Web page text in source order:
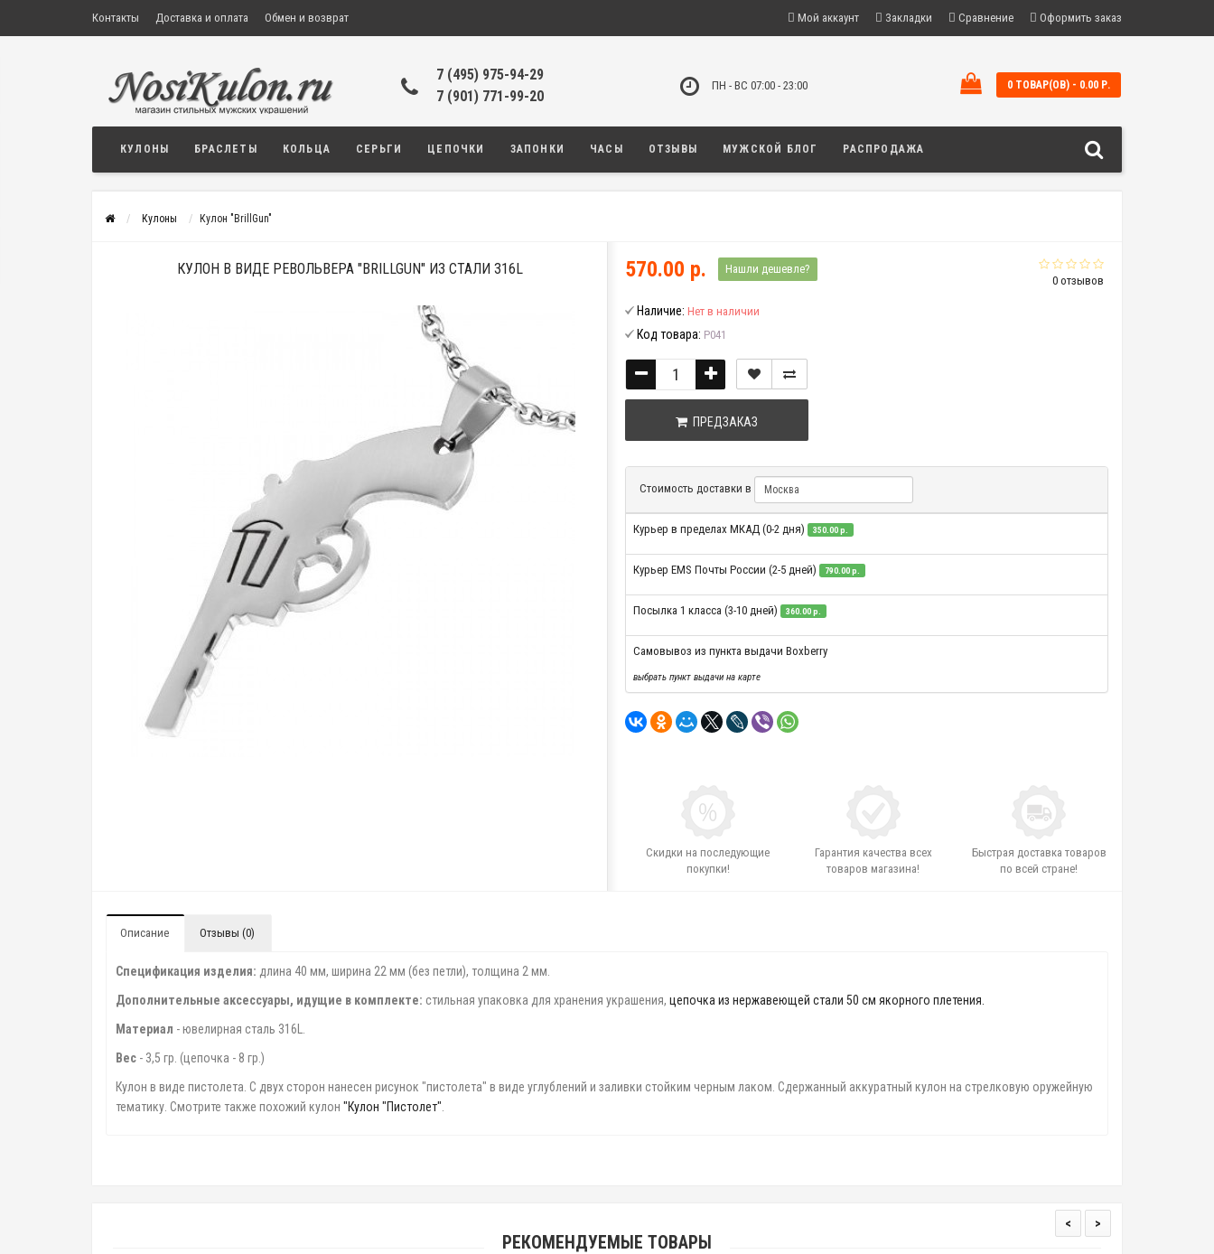
Контакты Доставка и оплата Обмен и возврат Мой аккаунт Закладки Сравнение Оформить заказ
7 (495) 975-94-29
7 (901) 771-99-20
ПН - ВС 07:00 - 23:00 0 ТОВАР(ОВ) - 0.00 Р.
КУЛОНЫ БРАСЛЕТЫ КОЛЬЦА СЕРЬГИ ЦЕПОЧКИ ЗАПОНКИ ЧАСЫ ОТЗЫВЫ МУЖСКОЙ БЛОГ РАСПРОДАЖА
Кулоны Кулон "BrillGun"
КУЛОН В ВИДЕ РЕВОЛЬВЕРА "BRILLGUN" ИЗ СТАЛИ 316L
0 отзывов
570.00 р. Нашли дешевле?
Наличие: Нет в наличии
Код товара: P041
ПРЕДЗАКАЗ
Стоимость доставки в
Курьер в пределах МКАД (0-2 дня) 350.00 р.
Курьер EMS Почты России (2-5 дней) 790.00 р.
Посылка 1 класса (3-10 дней) 360.00 р.
Самовывоз из пункта выдачи Boxberry
выбрать пункт выдачи на карте
Скидки на последующие
покупки!
Гарантия качества всех
товаров магазина!
Быстрая доставка товаров
по всей стране!
Описание Отзывы (0)
Спецификация изделия: длина 40 мм, ширина 22 мм (без петли), толщина 2 мм.
Дополнительные аксессуары, идущие в комплекте: стильная упаковка для хранения украшения, цепочка из нержавеющей стали 50 см якорного плетения.
Материал - ювелирная сталь 316L.
Вес - 3,5 гр. (цепочка - 8 гр.)
Кулон в виде пистолета. С двух сторон нанесен рисунок "пистолета" в виде углублений и заливки стойким черным лаком. Сдержанный аккуратный кулон на стрелковую оружейную
тематику. Смотрите также похожий кулон "Кулон "Пистолет"
РЕКОМЕНДУЕМЫЕ ТОВАРЫ
< >